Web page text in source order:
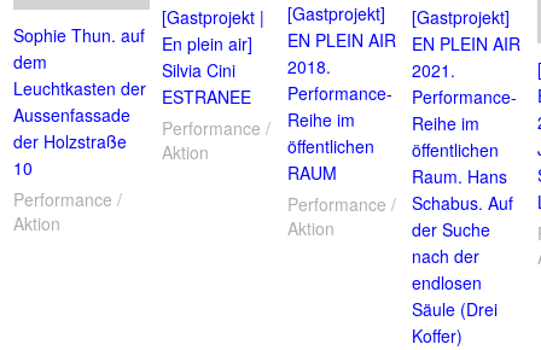
Sophie Thun. auf
dem
Leuchtkasten der
Aussenfassade
der Holzstraße
10
Performance /
Aktion
[Gastprojekt |
En plein air]
Silvia Cini
ESTRANEE
Performance /
Aktion
[Gastprojekt]
EN PLEIN AIR
2018.
Performance-
Reihe im
öffentlichen
RAUM
Performance /
Aktion
[Gastprojekt]
EN PLEIN AIR
2021.
Performance-
Reihe im
öffentlichen
Raum. Hans
Schabus. Auf
der Suche
nach der
endlosen
Säule (Drei
Koffer)